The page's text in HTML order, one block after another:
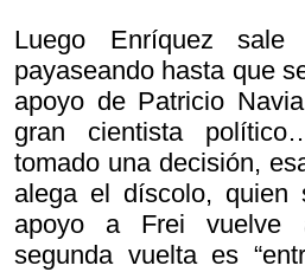
Luego Enríquez
payaseando hasta que
apoyo de Patricio
gran cientista
tomado una decisión,
alega el díscolo, quien
apoyo a Frei
segunda vuelta es